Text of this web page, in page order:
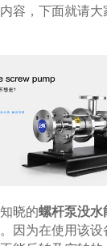
容，下面就请
晓的螺杆泵没水
因为在使用该